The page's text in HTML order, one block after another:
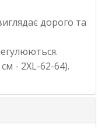
дорого та
- 2XL-62-64).